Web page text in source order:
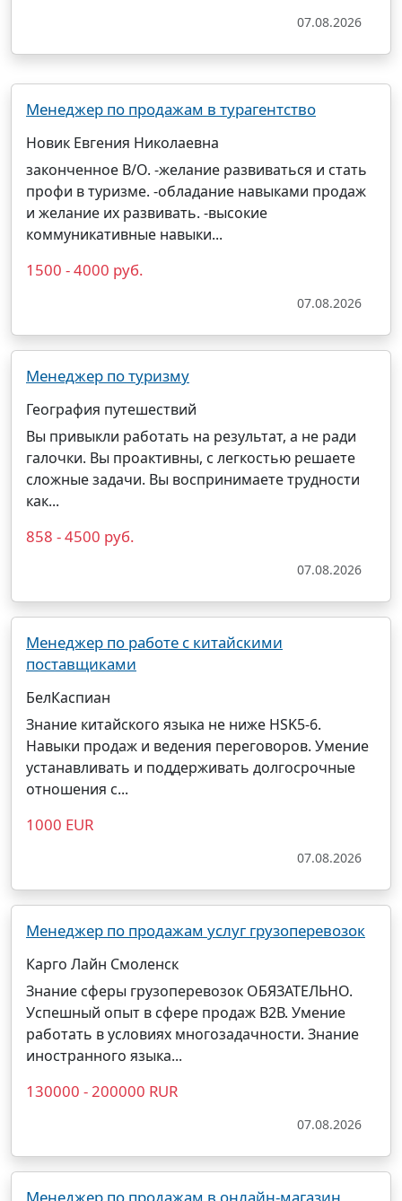
07.08.2026
Менеджер по продажам в турагентство
Новик Евгения Николаевна
законченное В/О. -желание развиваться и стать
профи в туризме. -обладание навыками продаж
и желание их развивать. -высокие
коммуникативные навыки...
1500 - 4000 руб.
07.08.2026
Менеджер по туризму
География путешествий
Вы привыкли работать на результат, а не ради
галочки. Вы проактивны, с легкостью решаете
сложные задачи. Вы воспринимаете трудности
как...
858 - 4500 руб.
07.08.2026
Менеджер по работе с китайскими
поставщиками
БелКаспиан
Знание китайского языка не ниже HSK5-6.
Навыки продаж и ведения переговоров. Умение
устанавливать и поддерживать долгосрочные
отношения с...
1000 EUR
07.08.2026
Менеджер по продажам услуг грузоперевозок
Карго Лайн Смоленск
Знание сферы грузоперевозок ОБЯЗАТЕЛЬНО.
Успешный опыт в сфере продаж В2В. Умение
работать в условиях многозадачности. Знание
иностранного языка...
130000 - 200000 RUR
07.08.2026